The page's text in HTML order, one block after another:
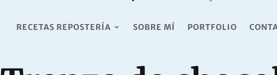
RECETAS REPOSTERÍA SOBRE MÍ PORTFOLIO